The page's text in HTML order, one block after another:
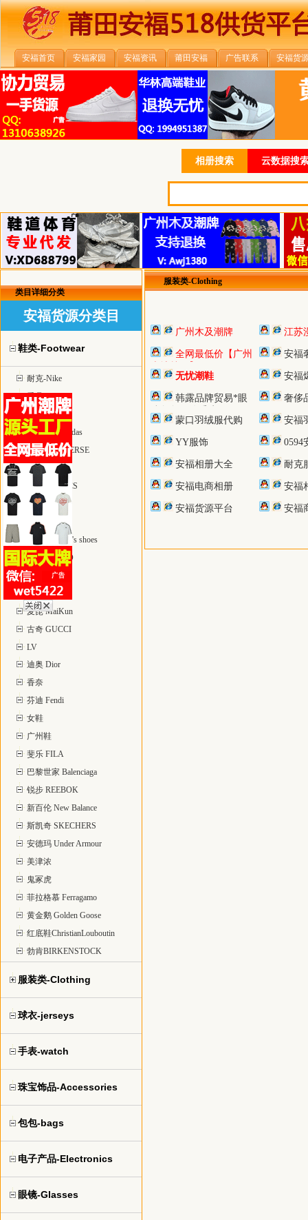
安福首页 安福家园 安福资讯 莆田安福 广告联系 安福货
相册搜索 云数据搜
类目详细分类
安福货源分类目
鞋类-Footwear
耐克-Nike
乔丹-Jordan
椰子yeezy
阿迪达斯 adidas
匡威 CONVERSE
彪马 PUMA
亚瑟士 ASICS
万斯 Vans
空军1号鞋
童鞋-children's shoes
爱步—ECCO
足球鞋
UGG雪地靴
麦昆 MaiKun
古奇 GUCCI
LV
迪奥 Dior
香奈
芬迪 Fendi
女鞋
广州鞋
斐乐 FILA
巴黎世家 Balenciaga
锐步 REEBOK
新百伦 New Balance
斯凯奇 SKECHERS
安德玛 Under Armour
美津浓
鬼冢虎
菲拉格慕 Ferragamo
黄金鹅 Golden Goose
红底鞋ChristianLouboutin
勃肯BIRKENSTOCK
服装类-Clothing
球衣-jerseys
手表-watch
珠宝饰品-Accessories
包包-bags
电子产品-Electronics
眼镜-Glasses
服装类-Clothing
广州木及潮牌 江苏
全网最低价【广州
本地档口】
安福
无忧潮鞋 安福
韩露品牌贸易*眼
镜包包服饰香水
奢侈
蒙口羽绒服代购 安福
YY服饰 0594
安福相册大全 耐克
安福电商相册 安福
安福货源平台 安福